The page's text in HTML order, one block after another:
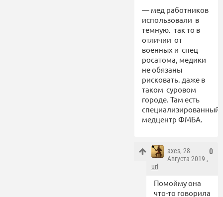
— мед работников
использовали в
темную. так то в
отличии от
военных и спец
росатома, медики
не обязаны
рисковать. даже в
таком суровом
городе. Там есть
специализированный
медцентр ФМБА.
0
axes, 28
Августа 2019 ,
url
Помойму она
что-то говорила